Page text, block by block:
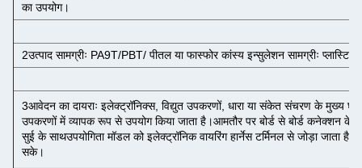
का उपयोग।
2उत्पाद सामग्रीः PA9T/PBT/ पीतल या फास्फोर कांस्य इन्सुलेशन सामग्रीः
3आवेदन का दायराः इलेक्ट्रॉनिक्स, विद्युत उपकरणों, धारा या संकेत संचरण के मुख्य
उपकरणों में व्यापक रूप से उपयोग किया जाता है।आमतौर पर बोर्ड से बोर्ड कनेक्शन के
सुई के साथउपयोगिता मॉडल को इलेक्ट्रॉनिक वायरिंग हार्नेस टर्मिनल से जोड़ा जाता है
सके।